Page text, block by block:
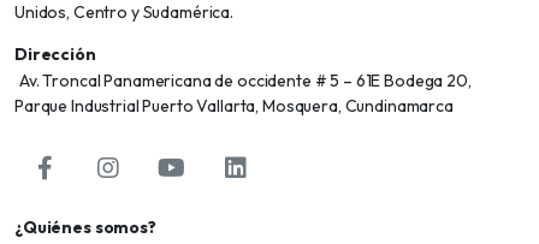
Unidos, Centro y Sudamérica.
Dirección
Av. Troncal Panamericana de occidente # 5 – 61E Bodega 20,
Parque Industrial Puerto Vallarta, Mosquera, Cundinamarca
¿Quiénes somos?